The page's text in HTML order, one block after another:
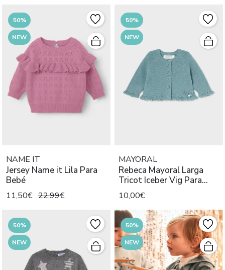
50%
NEW
NAME IT
Jersey Name it Lila Para
Bebé
11,50€ 22,99€
50%
NEW
MAYORAL
Rebeca Mayoral Larga
Tricot Iceber Vig Para
Bebè
10,00€
50%
NEW
50%
NEW